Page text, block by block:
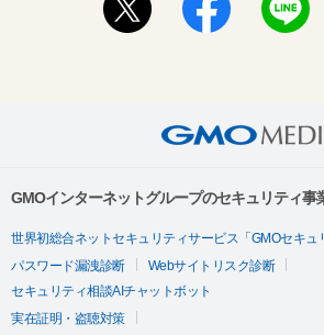
GMOインターネットグループのセキュリティ事
世界初総合ネットセキュリティサービス「GMOセキュ
パスワード漏洩診断
Webサイトリスク診断
セキュリティ相談AIチャットボット
実在証明・盗聴対策